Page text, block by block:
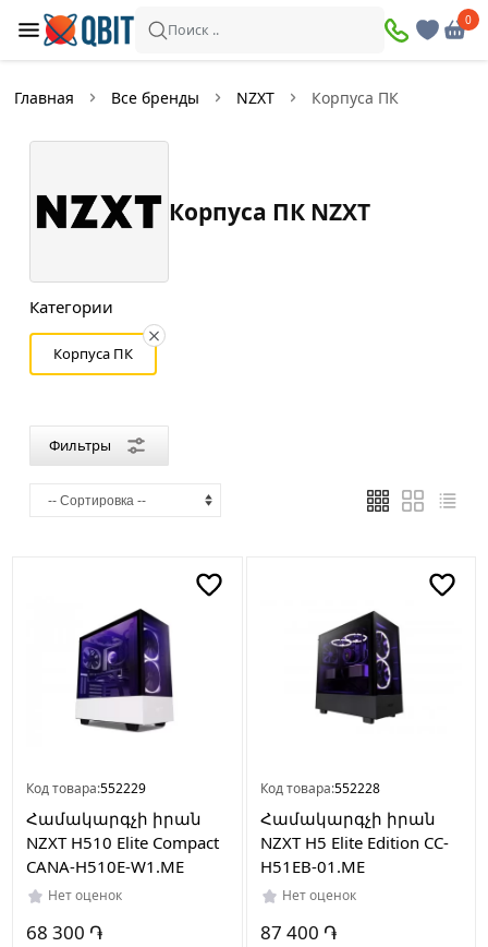
Поиск ..
0
Главная Все бренды NZXT Корпуса ПК
Корпуса ПК NZXT
Категории
Корпуса ПК
Фильтры
Фильтры
—
Белый
в
наличии
Код товара:552229
Համակարգչի իրան
NZXT H510 Elite Compact
CANA-H510E-W1.ME
Нет оценок
68 300 ֏
Код товара:552228
Համակարգչի իրան
NZXT H5 Elite Edition CC-
H51EB-01.ME
Нет оценок
87 400 ֏